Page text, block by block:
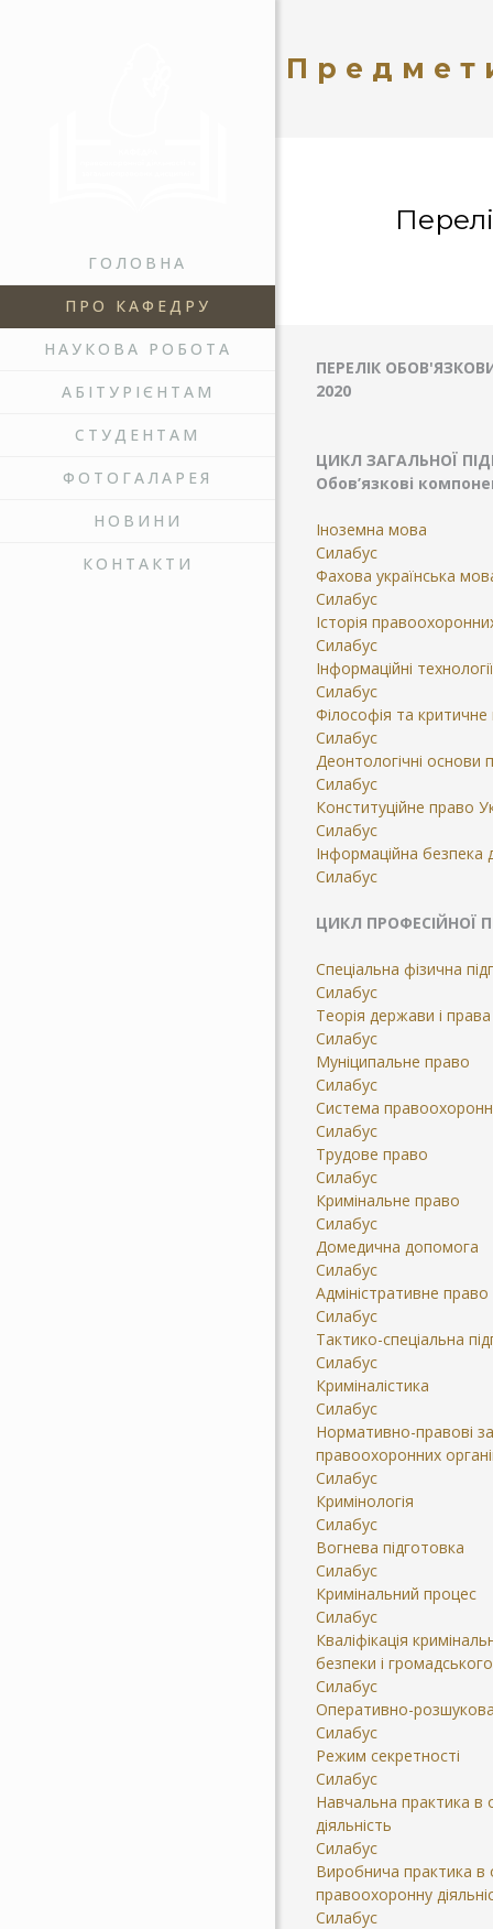
ГОЛОВНА
ПРО КАФЕДРУ
НАУКОВА РОБОТА
АБІТУРІЄНТАМ
СТУДЕНТАМ
ФОТОГАЛАРЕЯ
НОВИНИ
КОНТАКТИ
ПЕРЕЛІК
2020
ЦИКЛ ЗАГАЛЬНОЇ
Обов’язкові
Іноземна мова
Силабус
Фахова українська
Силабус
Історія
Силабус
Інформаційні
Силабус
Філософія та
Силабус
Деонтологічні основи
Силабус
Конституційне право
Силабус
Інформаційна безпека
Силабус
ЦИКЛ ПРОФЕСІЙНОЇ
Спеціальна фізична
Силабус
Теорія держави і права
Силабус
Муніципальне право
Силабус
Система
Силабус
Трудове право
Силабус
Кримінальне право
Силабус
Домедична допомога
Силабус
Адміністративне
Силабус
Тактико-спеціальна
Силабус
Криміналістика
Силабус
Нормативно-правові
правоохоронних
Силабус
Кримінологія
Силабус
Вогнева підготовка
Силабус
Кримінальний процес
Силабус
Кваліфікація
безпеки і
Силабус
Оперативно-розшукова
Силабус
Режим секретності
Силабус
Навчальна практика в
діяльність
Силабус
Виробнича практика
правоохоронну
Силабус